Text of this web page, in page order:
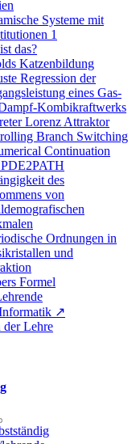
Systeme mit
1
das?
Katzenbildung
Regression der
eines Gas-
Kombikraftwerks
Lorenz Attraktor
Branch Switching
Continuation
des
von
Ordnungen in
und
Formel
↗
der Lehre